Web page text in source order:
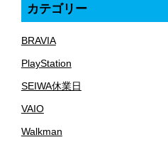
カテゴリー
BRAVIA
PlayStation
SEIWA休業日
VAIO
Walkman